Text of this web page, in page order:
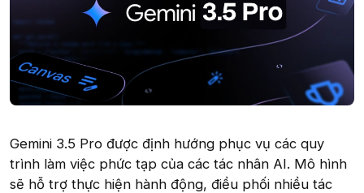
Gemini 3.5 Pro được định hướng phục vụ các quy
trình làm việc phức tạp của các tác nhân AI. Mô hình
sẽ hỗ trợ thực hiện hành động, điều phối nhiều tác